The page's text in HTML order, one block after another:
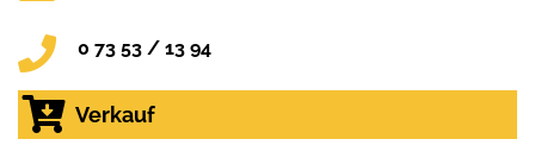
0 73 53 / 13 94
Verkauf